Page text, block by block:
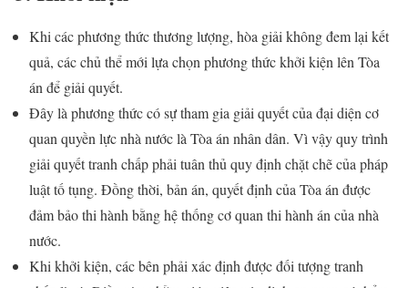
Khi các phương thức thương lượng, hòa giải không đem lại kết
quả, các chủ thể mới lựa chọn phương thức khởi kiện lên Tòa
án để giải quyết.
Đây là phương thức có sự tham gia giải quyết của đại diện cơ
quan quyền lực nhà nước là Tòa án nhân dân. Vì vậy quy trình
giải quyết tranh chấp phải tuân thủ quy định chặt chẽ của pháp
luật tố tụng. Đồng thời, bản án, quyết định của Tòa án được
đảm bảo thi hành bằng hệ thống cơ quan thi hành án của nhà
nước.
Khi khởi kiện, các bên phải xác định được đối tượng tranh